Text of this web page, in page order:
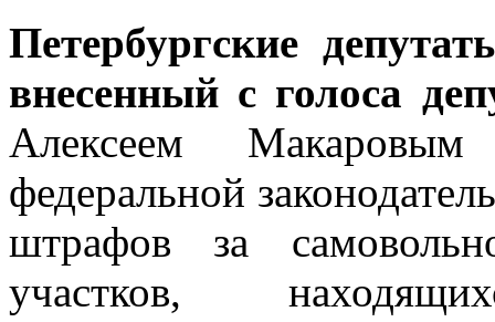
Петербургские
внесенный с голоса
Алексеем
федеральной
штрафов за
участков,